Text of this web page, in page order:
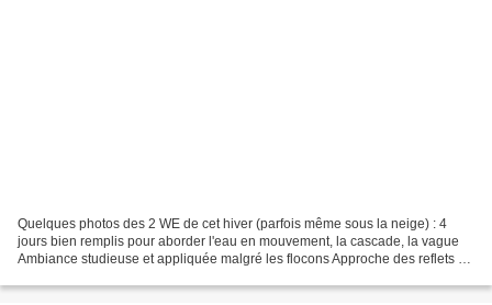
Quelques photos des 2 WE de cet hiver (parfois même sous la neige) : 4
jours bien remplis pour aborder l'eau en mouvement, la cascade, la vague
Ambiance studieuse et appliquée malgré les flocons Approche des reflets Et